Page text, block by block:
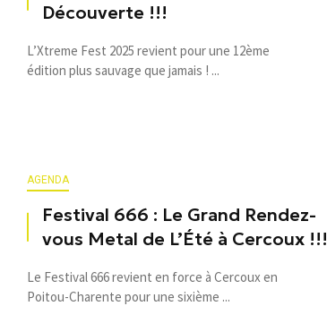
Découverte !!!
L’Xtreme Fest 2025 revient pour une 12ème
édition plus sauvage que jamais ! ...
AGENDA
Festival 666 : Le Grand Rendez-
vous Metal de L’Été à Cercoux !!!
Le Festival 666 revient en force à Cercoux en
Poitou-Charente pour une sixième ...